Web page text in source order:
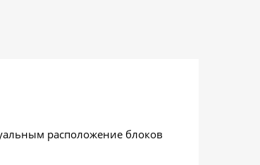
расположение блоков